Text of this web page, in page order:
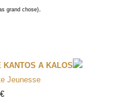
grand chose).
KANTOS A KALOS
Jeunesse